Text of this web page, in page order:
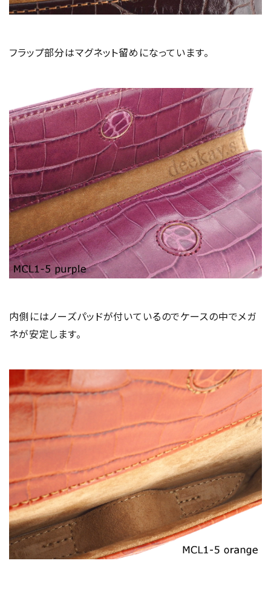
フラップ部分はマグネット留めになっています。
内側にはノーズパッドが付いているのでケースの中でメガ
ネが安定します。